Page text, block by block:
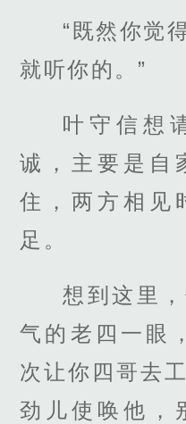
“既然你觉
就听你的。”
叶守信想
诚，主要是自
住，两方相见
足。
想到这里
气的老四一眼
次让你四哥去
劲儿使唤他，